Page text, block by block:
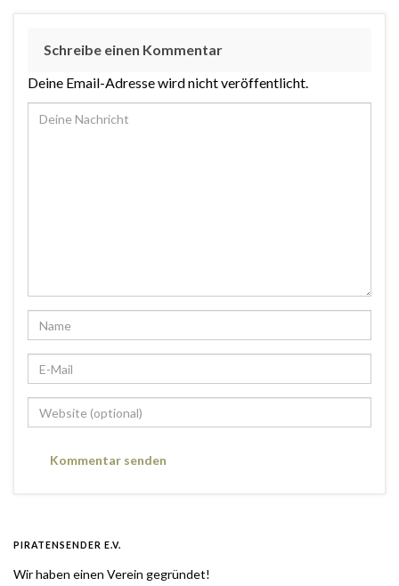
Schreibe einen Kommentar
Deine Email-Adresse wird nicht veröffentlicht.
PIRATENSENDER E.V.
Wir haben einen Verein gegründet!